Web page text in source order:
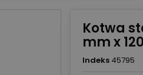
Kotwa
mm x
Indeks 45795